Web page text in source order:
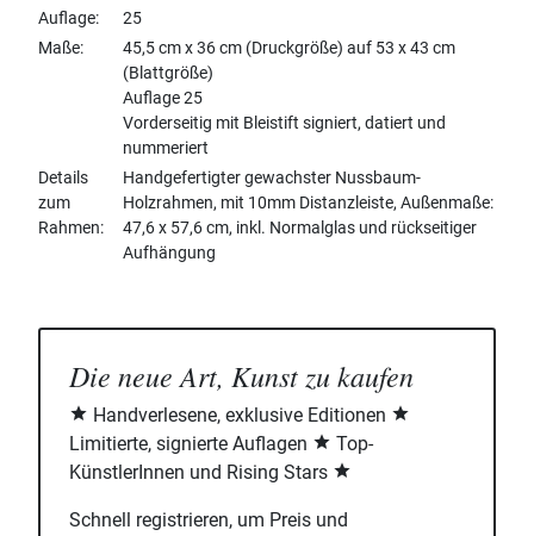
Auflage
25
Maße
45,5 cm x 36 cm (Druckgröße) auf 53 x 43 cm
(Blattgröße)
Auflage 25
Vorderseitig mit Bleistift signiert, datiert und
nummeriert
Details
zum
Rahmen
Handgefertigter gewachster Nussbaum-
Holzrahmen, mit 10mm Distanzleiste, Außenmaße:
47,6 x 57,6 cm, inkl. Normalglas und rückseitiger
Aufhängung
Die neue Art, Kunst zu kaufen
Handverlesene, exklusive Editionen
Limitierte, signierte Auflagen
Top-
KünstlerInnen und Rising Stars
Schnell registrieren, um Preis und